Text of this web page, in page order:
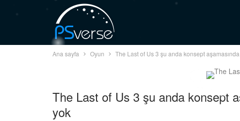
Ana sayfa Oyun The Last of Us 3 şu anda konsept
The Last of Us 3 şu anda konsept
yok